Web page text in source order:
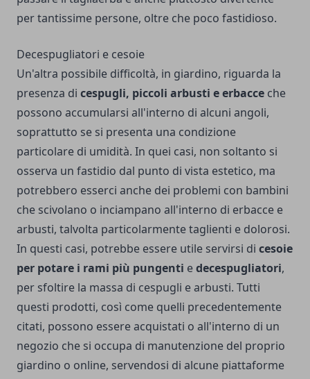
per tantissime persone, oltre che poco fastidioso.
Decespugliatori e cesoie
Un'altra possibile difficoltà, in giardino, riguarda la
presenza di cespugli, piccoli arbusti e erbacce che
possono accumularsi all'interno di alcuni angoli,
soprattutto se si presenta una condizione
particolare di umidità. In quei casi, non soltanto si
osserva un fastidio dal punto di vista estetico, ma
potrebbero esserci anche dei problemi con bambini
che scivolano o inciampano all'interno di erbacce e
arbusti, talvolta particolarmente taglienti e dolorosi.
In questi casi, potrebbe essere utile servirsi di cesoie
per potare i rami più pungenti edecespugliatori,
per sfoltire la massa di cespugli e arbusti. Tutti
questi prodotti, così come quelli precedentemente
citati, possono essere acquistati o all'interno di un
negozio che si occupa di manutenzione del proprio
giardino o online, servendosi di alcune piattaforme